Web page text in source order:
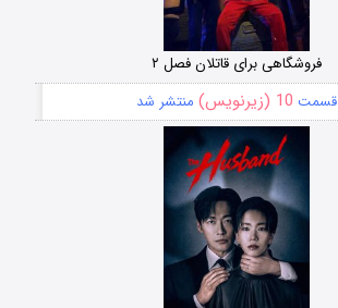
فروشگاهی برای قاتلان فصل ۲
قسمت 10 (زیرنویس) منتشر شد